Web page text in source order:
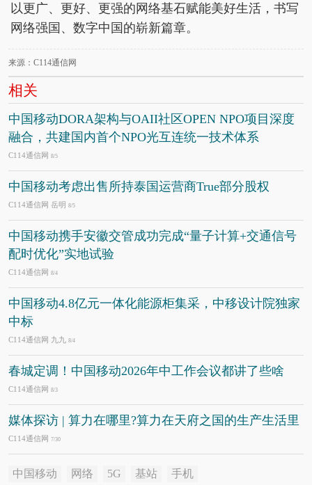
以更广、更好、更强的网络基石赋能美好生活，书写
网络强国、数字中国的崭新篇章。
来源：C114通信网
相关
中国移动DORA架构与OAII社区OPEN NPO项目深度
融合，共建国内首个NPO光互连统一技术体系
C114通信网 8/5
中国移动考虑出售所持泰国运营商True部分股权
C114通信网 岳明 8/5
中国移动携手安徽交管成功完成“量子计算+交通信号
配时优化”实地试验
C114通信网 8/4
中国移动4.8亿元一体化能源柜集采，中移设计院独家
中标
C114通信网 九九 8/4
春城定调！中国移动2026年中工作会议都讲了些啥
C114通信网 8/3
媒体探访 | 算力在哪里?算力在天府之国的生产生活里
C114通信网 7/30
中国移动 网络 5G 基站 手机